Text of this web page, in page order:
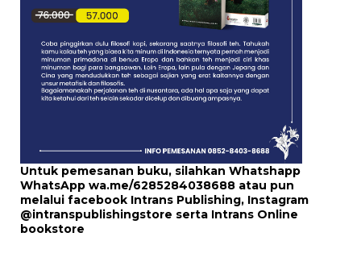
Untuk pemesanan buku, silahkan Whatshapp
WhatsApp wa.me/6285284038688 atau pun
melalui facebook Intrans Publishing, Instagram
@intranspublishingstore serta Intrans Online
bookstore